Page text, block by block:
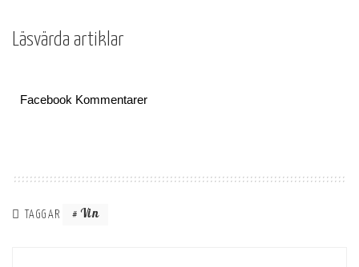
Läsvärda artiklar
Facebook Kommentarer
TAGGAR Vin